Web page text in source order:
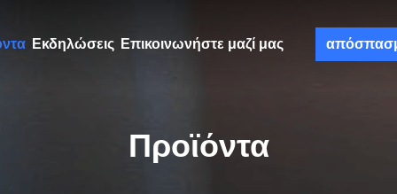
Εκδηλώσεις Επικοινωνήστε μαζί μας
Προϊόντα